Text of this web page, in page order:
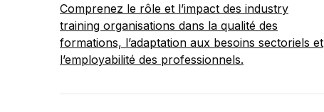
Comprenez le rôle et l’impact des industry
training organisations dans la qualité des
formations, l’adaptation aux besoins sectoriels et
l’employabilité des professionnels.